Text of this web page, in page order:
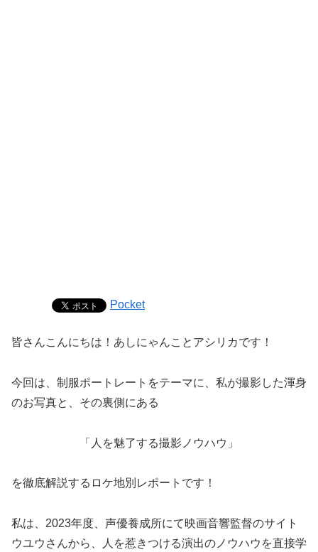
Pocket
皆さんこんにちは！あしにゃんことアシリカです！
今回は、制服ポートレートをテーマに、私が撮影した渾身
のお写真と、その裏側にある
「人を魅了する撮影ノウハウ」
を徹底解説するロケ地別レポートです！
私は、2023年度、声優養成所にて映画音響監督のサイト
ウユウさんから、人を惹きつける演出のノウハウを直接学